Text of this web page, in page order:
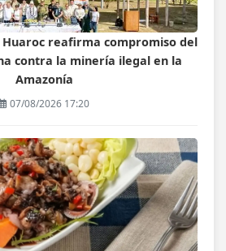
reafirma compromiso del
contra la minería ilegal en la
Amazonía
07/08/2026 17:20